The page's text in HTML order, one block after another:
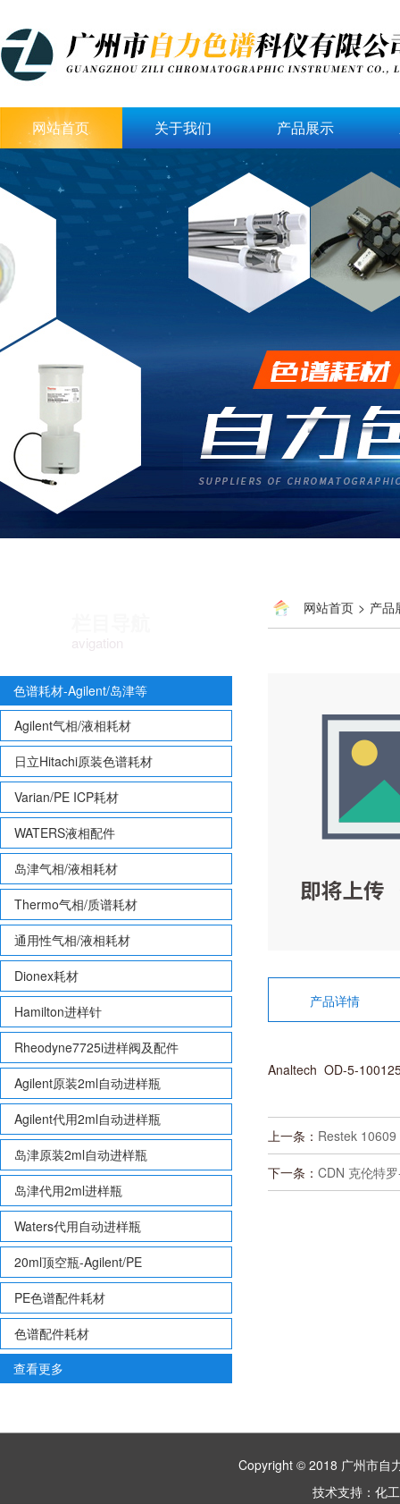
网站首页 关于我们 产品展示
avigation
色谱耗材-Agilent/岛津等
Agilent气相/液相耗材
日立Hitachi原装色谱耗材
Varian/PE ICP耗材
WATERS液相配件
岛津气相/液相耗材
Thermo气相/质谱耗材
通用性气相/液相耗材
Dionex耗材
Hamilton进样针
Rheodyne7725i进样阀及配件
Agilent原装2ml自动进样瓶
Agilent代用2ml自动进样瓶
岛津原装2ml自动进样瓶
岛津代用2ml进样瓶
Waters代用自动进样瓶
20ml顶空瓶-Agilent/PE
PE色谱配件耗材
色谱配件耗材
查看更多
网站首页 > 产品
产品详情
Analtech OD-5-
上一条： Restek
下一条： CDN 克伦特
Copyright © 2018 广州市
技术支持： 化